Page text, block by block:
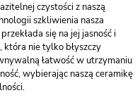
czystości z naszą
szkliwienia nasza
się na jej jasność i
która nie tylko błyszczy
łatwość w utrzymaniu
wybierając naszą ceramikę